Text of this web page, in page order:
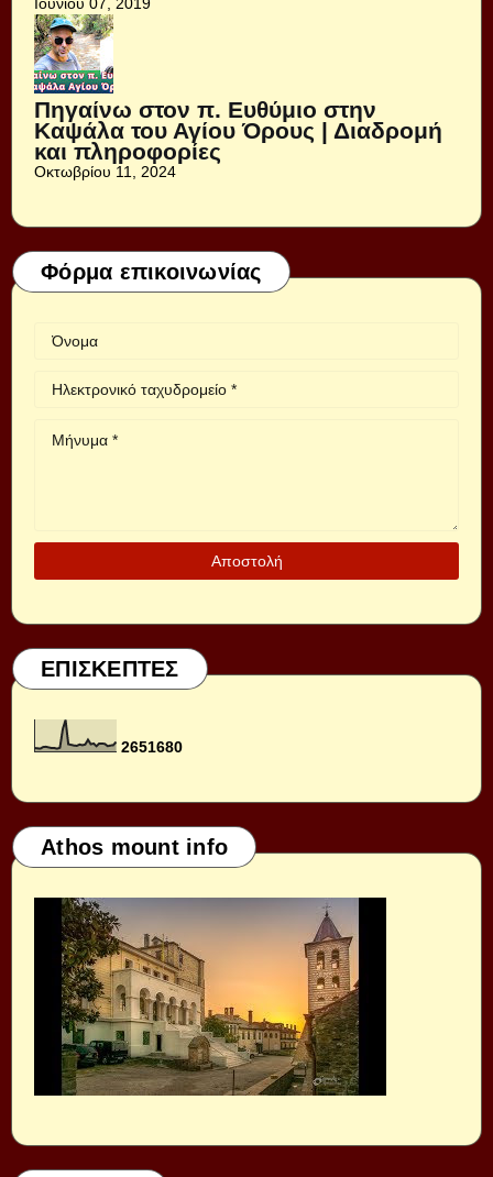
Πηγαίνω στον π. Ευθύμιο στην
Καψάλα του Αγίου Όρους | Διαδρομή
και πληροφορίες
Οκτωβρίου 11, 2024
Φόρμα επικοινωνίας
ΕΠΙΣΚΕΠΤΕΣ
2651680
Athos mount info